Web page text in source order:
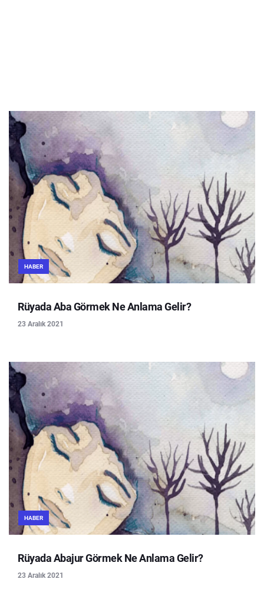
HABER
Rüyada Aba Görmek Ne Anlama Gelir?
23 Aralık 2021
HABER
Rüyada Abajur Görmek Ne Anlama Gelir?
23 Aralık 2021